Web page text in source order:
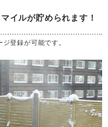
イルが貯められます！
登録が可能です。